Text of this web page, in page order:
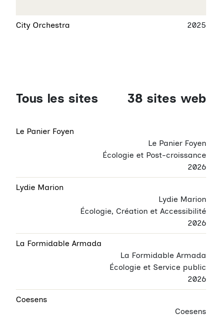
City Orchestra 2025
Tous les sites 38 sites web
Le Panier Foyen
Le Panier Foyen
Écologie et Post-croissance
2026
Lydie Marion
Lydie Marion
Écologie, Création et Accessibilité
2026
La Formidable Armada
La Formidable Armada
Écologie et Service public
2026
Coesens
Coesens